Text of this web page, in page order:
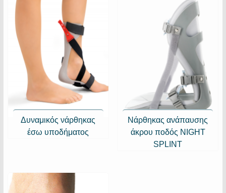
Δυναμικός νάρθηκας
έσω υποδήματος
Νάρθηκας ανάπαυσης
άκρου ποδός NIGHT
SPLINT